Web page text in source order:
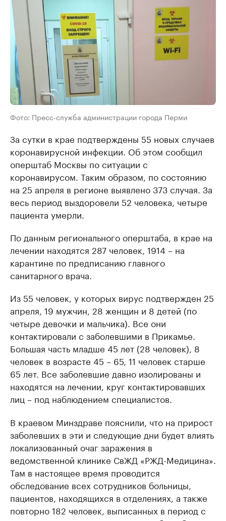
Фото: Пресс-служба администрации города Перми
За сутки в крае подтверждены 55 новых случаев
коронавирусной инфекции. Об этом сообщил
оперштаб Москвы по ситуации с
коронавирусом. Таким образом, по состоянию
на 25 апреля в регионе выявлено 373 случая. За
весь период выздоровели 52 человека, четыре
пациента умерли.
По данным регионального оперштаба, в крае на
лечении находятся 287 человек, 1914 – на
карантине по предписанию главного
санитарного врача.
Из 55 человек, у которых вирус подтвержден 25
апреля, 19 мужчин, 28 женщин и 8 детей (по
четыре девочки и мальчика). Все они
контактировали с заболевшими в Прикамье.
Большая часть младше 45 лет (28 человек), 8
человек в возрасте 45 – 65, 11 человек старше
65 лет. Все заболевшие давно изолированы и
находятся на лечении, круг контактировавших
лиц – под наблюдением специалистов.
В краевом Минздраве пояснили, что на прирост
заболевших в эти и следующие дни будет влиять
локализованный очаг заражения в
ведомственной клинике СвЖД «РЖД-Медицина».
Там в настоящее время проводится
обследование всех сотрудников больницы,
пациентов, находящихся в отделениях, а также
повторно 182 человек, выписанных в период с